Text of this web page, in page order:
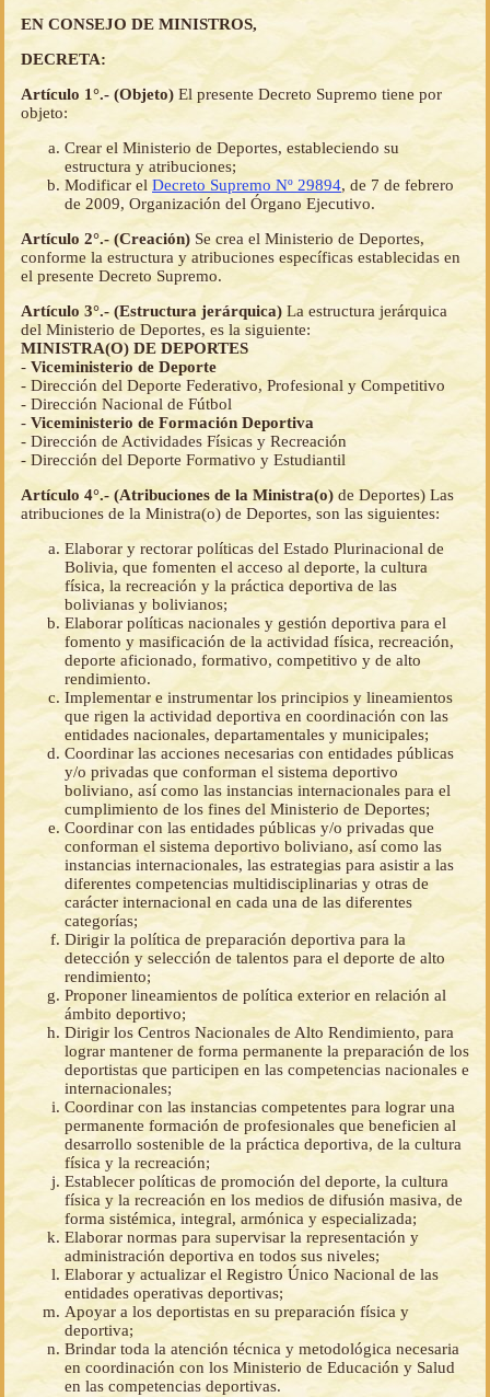
EN CONSEJO DE MINISTROS,
DECRETA:
Artículo 1°.- (Objeto) El presente Decreto Supremo tiene por
objeto:
Crear el Ministerio de Deportes, estableciendo su
estructura y atribuciones;
Modificar el Decreto Supremo Nº 29894, de 7 de febrero
de 2009, Organización del Órgano Ejecutivo.
Artículo 2°.- (Creación) Se crea el Ministerio de Deportes,
conforme la estructura y atribuciones específicas establecidas en
el presente Decreto Supremo.
Artículo 3°.- (Estructura jerárquica) La estructura jerárquica
del Ministerio de Deportes, es la siguiente:
MINISTRA(O) DE DEPORTES
- Viceministerio de Deporte
- Dirección del Deporte Federativo, Profesional y Competitivo
- Dirección Nacional de Fútbol
- Viceministerio de Formación Deportiva
- Dirección de Actividades Físicas y Recreación
- Dirección del Deporte Formativo y Estudiantil
Artículo 4°.- (Atribuciones de la Ministra(o) de Deportes) Las
atribuciones de la Ministra(o) de Deportes, son las siguientes:
Elaborar y rectorar políticas del Estado Plurinacional de
Bolivia, que fomenten el acceso al deporte, la cultura
física, la recreación y la práctica deportiva de las
bolivianas y bolivianos;
Elaborar políticas nacionales y gestión deportiva para el
fomento y masificación de la actividad física, recreación,
deporte aficionado, formativo, competitivo y de alto
rendimiento.
Implementar e instrumentar los principios y lineamientos
que rigen la actividad deportiva en coordinación con las
entidades nacionales, departamentales y municipales;
Coordinar las acciones necesarias con entidades públicas
y/o privadas que conforman el sistema deportivo
boliviano, así como las instancias internacionales para el
cumplimiento de los fines del Ministerio de Deportes;
Coordinar con las entidades públicas y/o privadas que
conforman el sistema deportivo boliviano, así como las
instancias internacionales, las estrategias para asistir a las
diferentes competencias multidisciplinarias y otras de
carácter internacional en cada una de las diferentes
categorías;
Dirigir la política de preparación deportiva para la
detección y selección de talentos para el deporte de alto
rendimiento;
Proponer lineamientos de política exterior en relación al
ámbito deportivo;
Dirigir los Centros Nacionales de Alto Rendimiento, para
lograr mantener de forma permanente la preparación de los
deportistas que participen en las competencias nacionales e
internacionales;
Coordinar con las instancias competentes para lograr una
permanente formación de profesionales que beneficien al
desarrollo sostenible de la práctica deportiva, de la cultura
física y la recreación;
Establecer políticas de promoción del deporte, la cultura
física y la recreación en los medios de difusión masiva, de
forma sistémica, integral, armónica y especializada;
Elaborar normas para supervisar la representación y
administración deportiva en todos sus niveles;
Elaborar y actualizar el Registro Único Nacional de las
entidades operativas deportivas;
Apoyar a los deportistas en su preparación física y
deportiva;
Brindar toda la atención técnica y metodológica necesaria
en coordinación con los Ministerio de Educación y Salud
en las competencias deportivas.